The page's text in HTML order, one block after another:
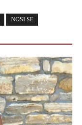
NOSI SE